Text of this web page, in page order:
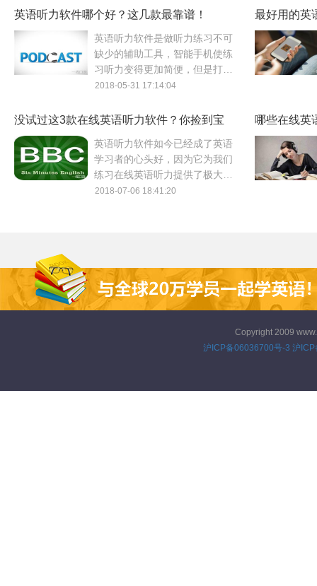
最适合自己呢？
英语听力软件哪个好？这几款最靠谱！
英语听力软件是做听力练习不可
缺少的辅助工具，智能手机使练
习听力变得更加简便，但是打开
应用商店时我们却不知道到底英
来给你推荐几款吧。
2018-05-31 17:14:04
最好用的英
一！
没试过这3款在线英语听力软件？你捡到宝
了！
英语听力软件如今已经成了英语
学习者的心头好，因为它为我们
练习在线英语听力提供了极大的
便利。可市面上的英语听力软件
2018-07-06 18:41:20
哪些在线英
这里
Copyright 2009
沪ICP备06036700号-3 沪